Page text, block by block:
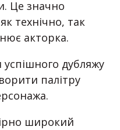
Це значно
технічно, так
акторка.
успішного дубляжу
палітру
широкий